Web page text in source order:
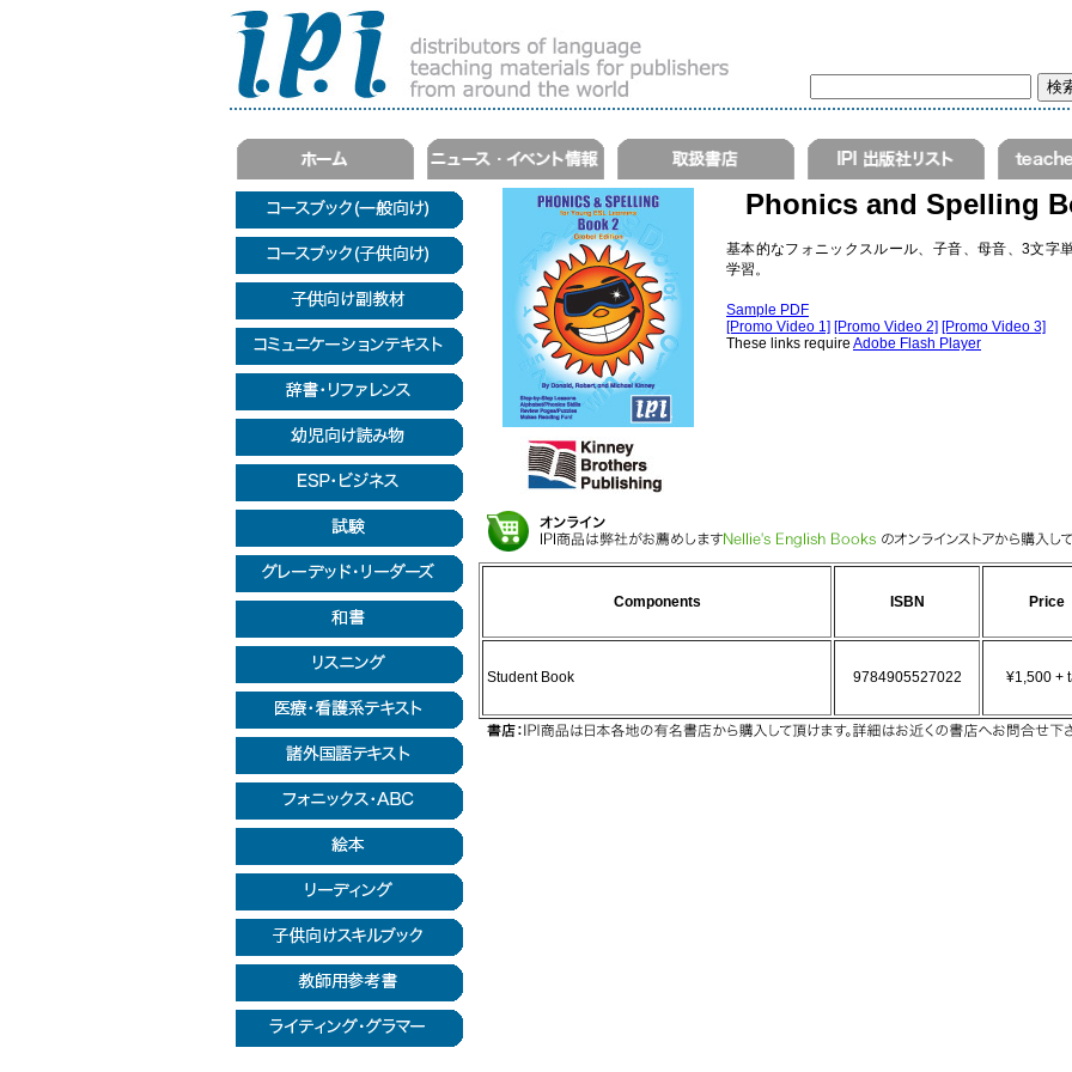
Phonics and Spelling
基本的なフォニックスルール、子音、母音、3文字
学習。
Sample PDF
[Promo Video 1] [Promo Video 2] [Promo Video 3]
These links require Adobe Flash Player
Components ISBN Price
Student Book 9784905527022 ¥1,500 +